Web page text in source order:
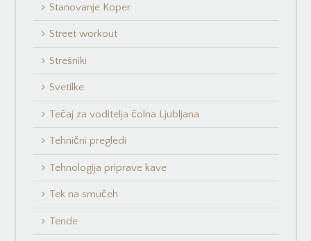
Stanovanje Koper
Street workout
Strešniki
Svetilke
Tečaj za voditelja čolna Ljubljana
Tehnični pregledi
Tehnologija priprave kave
Tek na smučeh
Tende